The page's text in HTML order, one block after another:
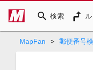
search 検索
MapFan > 郵便番号